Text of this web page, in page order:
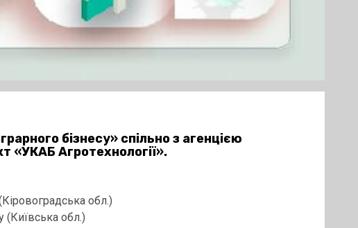
бізнесу» спільно з агенцією
«УКАБ Агротехнології».
обл.)
(Київська обл.)